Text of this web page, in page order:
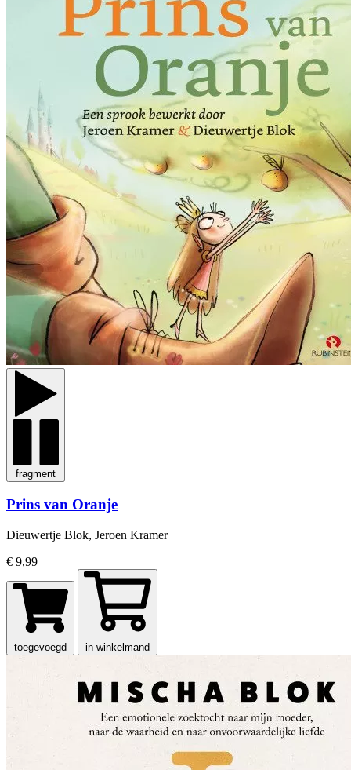
fragment
Prins van Oranje
Dieuwertje Blok, Jeroen Kramer
€ 9,99
toegevoegd in winkelmand